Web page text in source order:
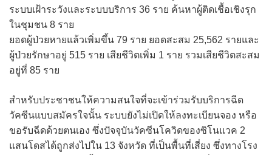
ระบบเฝ้าระวังและระบบบริการ 36 ราย ค้นหาผู้ติดเชื้อเชิงรุก
ในชุมชน 8 ราย
ยอดผู้ป่วยหายแล้วเพิ่มขึ้น 79 ราย ยอดสะสม 25,562 รายและ
ผู้ป่วยรักษาอยู่ 515 ราย เสียชีวิตเพิ่ม 1 ราย รวมเสียชีวิตสะสม
อยู่ที่ 85 ราย
สำหรับประชาชนให้ความสนใจที่จะเข้าร่วมรับบริการฉีด
วัคซีนแบบสมัครใจนั้น ระบบยังไม่เปิดให้ลงทะเบียนจอง หรือ
ขอรับฉีดด้วยตนเอง ซึ่งปัจจุบันวัคซีนโควิดของซิโนแวค 2
แสนโดสได้ถูกส่งไปใน 13 จังหวัด ที่เป็นพื้นที่เสี่ยง ซึ่งทางโรง